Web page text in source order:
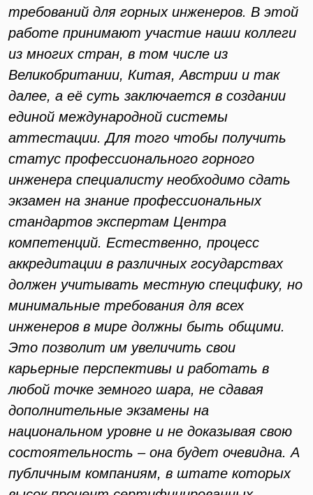
требований для горных инженеров. В этой
работе принимают участие наши коллеги
из многих стран, в том числе из
Великобритании, Китая, Австрии и так
далее, а её суть заключается в создании
единой международной системы
аттестации. Для того чтобы получить
статус профессионального горного
инженера специалисту необходимо сдать
экзамен на знание профессиональных
стандартов экспертам Центра
компетенций. Естественно, процесс
аккредитации в различных государствах
должен учитывать местную специфику, но
минимальные требования для всех
инженеров в мире должны быть общими.
Это позволит им увеличить свои
карьерные перспективы и работать в
любой точке земного шара, не сдавая
дополнительные экзамены на
национальном уровне и не доказывая свою
состоятельность – она будет очевидна. А
публичным компаниям, в штате которых